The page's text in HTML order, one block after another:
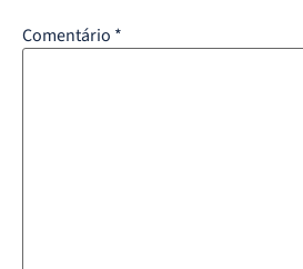
Comentário *